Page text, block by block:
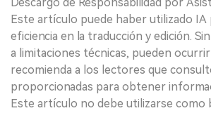
Este artículo puede haber utilizado IA
eficiencia en la traducción y edición.
a limitaciones técnicas, pueden
recomienda a los lectores que
proporcionadas para obtener
Este artículo no debe utilizarse como